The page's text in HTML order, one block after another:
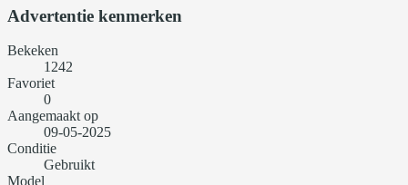
Advertentie kenmerken
Bekeken
1242
Favoriet
0
Aangemaakt op
09-05-2025
Conditie
Gebruikt
Model